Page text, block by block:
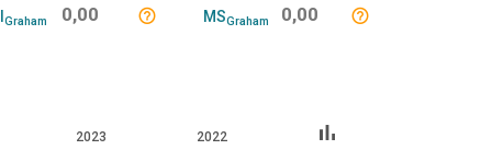
Graham 0,00 MSGraham 0,00
2023 2022 bar_chart